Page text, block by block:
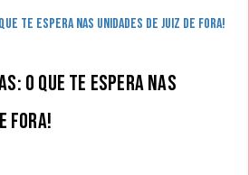
o que te espera nas
Fora!